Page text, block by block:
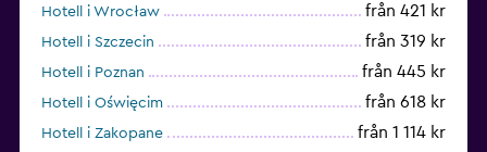
Hotell i Wrocław från 421 kr
Hotell i Szczecin från 319 kr
Hotell i Poznan från 445 kr
Hotell i Oświęcim från 618 kr
Hotell i Zakopane från 1 114 kr